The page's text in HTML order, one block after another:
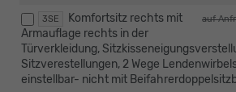
3SE auf
Komfortsitz rechts mit
Armauflage rechts in der
Türverkleidung,
Sitzverestellungen, 2 Wege
einstellbar- nicht mit